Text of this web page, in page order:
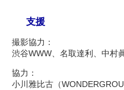
支援
撮影協力：
渋谷WWW、名取達利、中村
協力：
小川雅比古（